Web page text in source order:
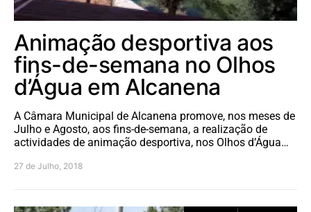
Animação desportiva aos
fins-de-semana no Olhos
d’Água em Alcanena
A Câmara Municipal de Alcanena promove, nos meses de
Julho e Agosto, aos fins-de-semana, a realização de
actividades de animação desportiva, nos Olhos d’Água…
27 de Julho, 2018